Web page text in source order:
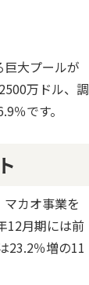
大プールが
万ドル、調
％です。
カオ事業を
12月期には前
23.2％増の11